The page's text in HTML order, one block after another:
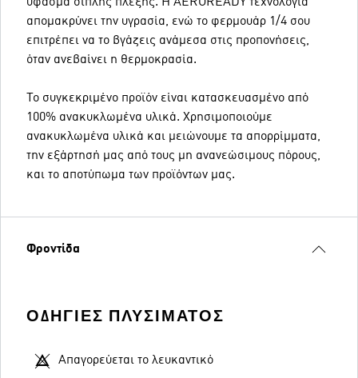
απομακρύνει την υγρασία, ενώ το φερμουάρ 1/4 σου
επιτρέπει να το βγάζεις ανάμεσα στις προπονήσεις,
όταν ανεβαίνει η θερμοκρασία.
Το συγκεκριμένο προϊόν είναι κατασκευασμένο από
100% ανακυκλωμένα υλικά. Χρησιμοποιούμε
ανακυκλωμένα υλικά και μειώνουμε τα απορρίμματα,
την εξάρτησή μας από τους μη ανανεώσιμους πόρους,
και το αποτύπωμα των προϊόντων μας.
Φροντίδα
ΟΔΗΓΊΕΣ ΠΛΥΣΊΜΑΤΟΣ
Απαγορεύεται το λευκαντικό